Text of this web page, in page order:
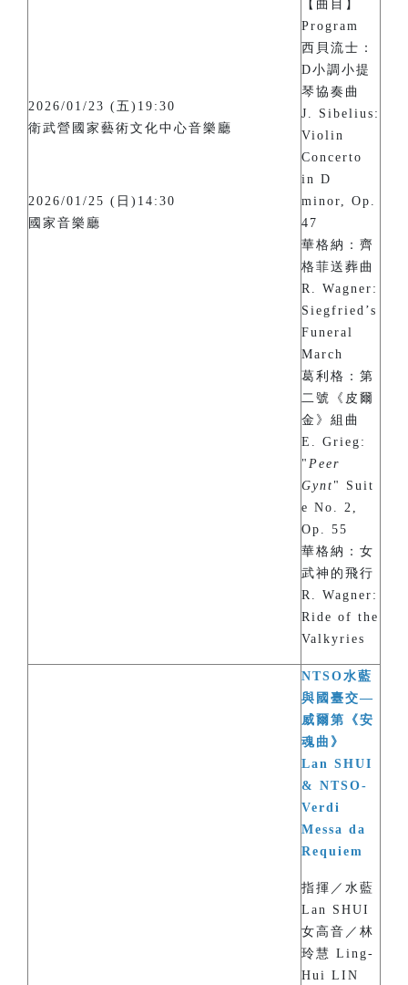
2026/01/23 (五)19:30
衛武營國家藝術文化中心音樂廳
2026/01/25 (日)14:30
國家音樂廳
【曲目】
Program
西貝流士：
D小調小提
琴協奏曲
J. Sibelius:
Violin
Concerto
in D
minor, Op.
47
華格納：齊
格菲送葬曲
R. Wagner:
Siegfried’s
Funeral
March
葛利格：第
二號《皮爾
金》組曲
E. Grieg:
" Peer
Gynt " Suit
e No. 2,
Op. 55
華格納：女
武神的飛行
R. Wagner:
Ride of the
Valkyries
NTSO水藍
與國臺交—
威爾第《安
魂曲》
Lan SHUI
& NTSO-
Verdi
Messa da
Requiem
指揮／水藍
Lan SHUI
女高音／林
玲慧 Ling-
Hui LIN